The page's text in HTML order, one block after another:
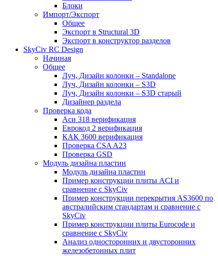
Блоки
Импорт/Экспорт
Общее
Экспорт в Structural 3D
Экспорт в конструктор разделов
SkyCiv RC Design
Начиная
Общее
Луч, Дизайн колонки – Standalone
Луч, Дизайн колонки – S3D
Луч, Дизайн колонки – S3D старый
Дизайнер раздела
Проверка кода
Аси 318 верификация
Еврокод 2 верификация
КАК 3600 верификация
Проверка CSA A23
Проверка GSD
Модуль дизайна пластин
Модуль дизайна пластин
Пример конструкции плиты ACI и
сравнение с SkyCiv
Пример конструкции перекрытия AS3600 по
австралийским стандартам и сравнение с
SkyCiv
Пример конструкции плиты Eurocode и
сравнение с SkyCiv
Анализ односторонних и двусторонних
железобетонных плит